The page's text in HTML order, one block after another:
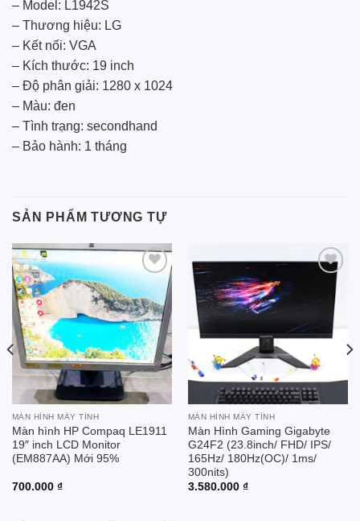
– Model: L1942S
– Thương hiệu: LG
– Kết nối: VGA
– Kích thước: 19 inch
– Độ phân giải: 1280 x 1024
– Màu: đen
– Tình trạng: secondhand
– Bảo hành: 1 tháng
SẢN PHẨM TƯƠNG TỰ
wishlist
MÀN HÌNH MÁY TÍNH
Màn hình HP Compaq LE1911
19″ inch LCD Monitor
(EM887AA) Mới 95%
700.000 ₫
Add to
wishlist
MÀN HÌNH MÁY TÍNH
Màn Hình Gaming Gigabyte
G24F2 (23.8inch/ FHD/ IPS/
165Hz/ 180Hz(OC)/ 1ms/
300nits)
3.580.000 ₫